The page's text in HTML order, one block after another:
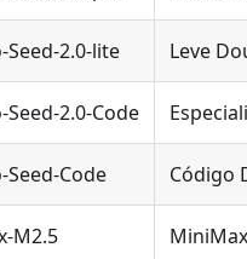
Seed-2.0-lite Leve
2.0-Code
Code Código
M2.5 MiniMax